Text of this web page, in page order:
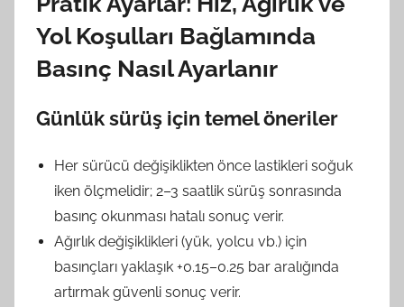
Yol Koşulları Bağlamında
Basınç Nasıl Ayarlanır
Günlük sürüş için temel öneriler
Her sürücü değişiklikten önce lastikleri soğuk
iken ölçmelidir; 2–3 saatlik sürüş sonrasında
basınç okunması hatalı sonuç verir.
Ağırlık değişiklikleri (yük, yolcu vb.) için
basınçları yaklaşık +0.15–0.25 bar aralığında
artırmak güvenli sonuç verir.